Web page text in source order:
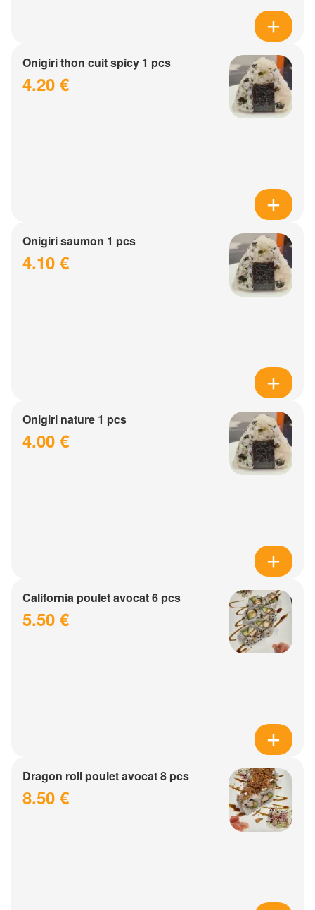
Onigiri thon cuit spicy 1 pcs
4.20 €
Onigiri saumon 1 pcs
4.10 €
Onigiri nature 1 pcs
4.00 €
California poulet avocat 6 pcs
5.50 €
Dragon roll poulet avocat 8 pcs
8.50 €